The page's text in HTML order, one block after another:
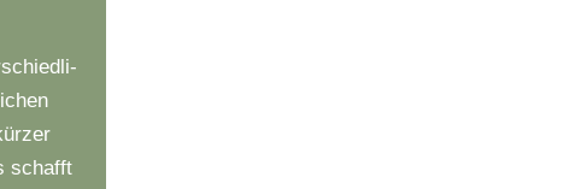
schafft